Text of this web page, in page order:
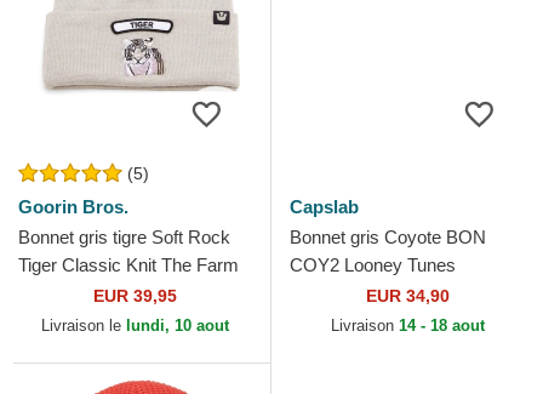
(5)
Goorin Bros.
Bonnet gris tigre Soft Rock
Tiger Classic Knit The Farm
Goorin Bros.EUR 39,95
Livraison le lundi, 10 aout
Capslab
Bonnet gris Coyote BON
COY2 Looney Tunes
EUR 34,90
Livraison 14 - 18 aout